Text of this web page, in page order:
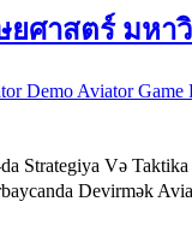
ศาสตร์ มหา
Demo Aviator
Strategiya Və
Devirmək